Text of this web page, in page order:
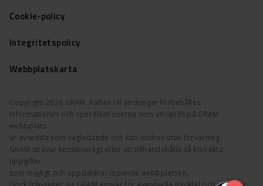
Copyright 2026 GRAM. Rätten till ändringar förbehålles.
Informationen och specifikationerna som används på GRAM
webbplats
är avsedda som vägledande och kan ändras utan förvarning.
GRAM strävar kontinuerligt efter att tillhandahålla så korrekta
uppgifter
som möjligt och uppdaterar löpande webbplatsen.
Cookie-policy
Integritetspolicy
Webbplatskarta